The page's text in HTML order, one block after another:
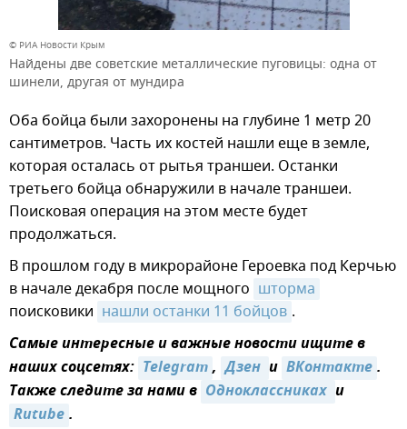
© РИА Новости Крым
Найдены две советские металлические пуговицы: одна от
шинели, другая от мундира
Оба бойца были захоронены на глубине 1 метр 20
сантиметров. Часть их костей нашли еще в земле,
которая осталась от рытья траншеи. Останки
третьего бойца обнаружили в начале траншеи.
Поисковая операция на этом месте будет
продолжаться.
В прошлом году в микрорайоне Героевка под Керчью
в начале декабря после мощного шторма
поисковики нашли останки 11 бойцов .
Самые интересные и важные новости ищите в
наших соцсетях: Telegram, Дзен и ВКонтакте.
Также следите за нами в Одноклассниках и
Rutube.